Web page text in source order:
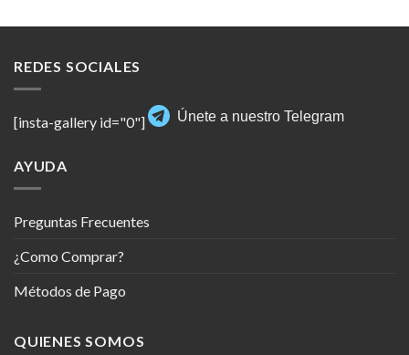
REDES SOCIALES
[insta-gallery id="0"] Únete a nuestro Telegram
AYUDA
Preguntas Frecuentes
¿Como Comprar?
Métodos de Pago
QUIENES SOMOS